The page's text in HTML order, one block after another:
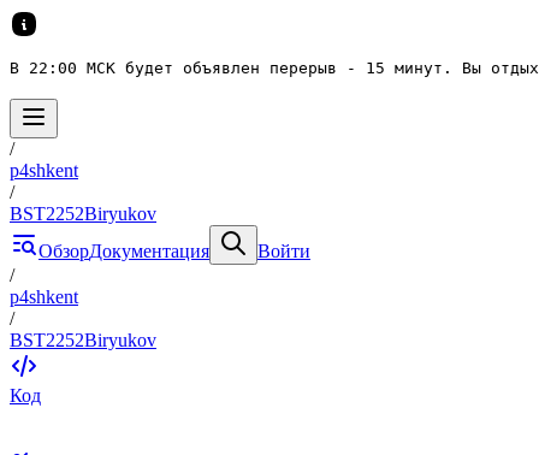
В 22:00 МСК будет объявлен перерыв - 15 минут. Вы
/
p4shkent
/
BST2252Biryukov
ОбзорДокументация
Войти
/
p4shkent
/
BST2252Biryukov
Код